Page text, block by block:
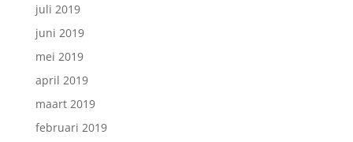
juli 2019
juni 2019
mei 2019
april 2019
maart 2019
februari 2019